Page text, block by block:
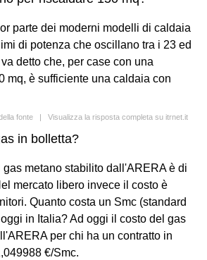
parte dei moderni modelli di caldaia
di potenza che oscillano tra i 23 ed
detto che, per case con una
mq, è sufficiente una caldaia con
fonte | Visualizza la risposta completa su itrnet.it
in bolletta?
metano stabilito dall'ARERA è di
mercato libero invece il costo è
Quanto costa un Smc (standard
in Italia? Ad oggi il costo del gas
per chi ha un contratto in
€/Smc.